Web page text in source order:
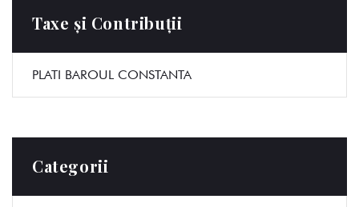
Taxe și Contribuții
PLATI BAROUL CONSTANTA
Categorii